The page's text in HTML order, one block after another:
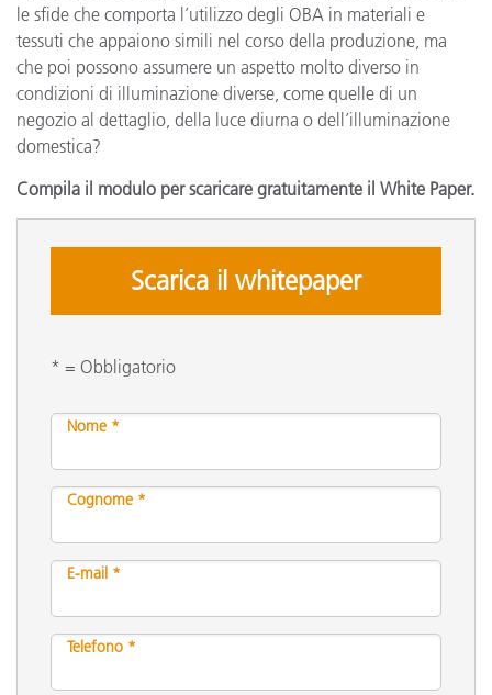
le sfide che comporta l’utilizzo degli OBA in materiali e
tessuti che appaiono simili nel corso della produzione, ma
che poi possono assumere un aspetto molto diverso in
condizioni di illuminazione diverse, come quelle di un
negozio al dettaglio, della luce diurna o dell’illuminazione
domestica?
Compila il modulo per scaricare gratuitamente il White Paper.
Scarica il whitepaper
* = Obbligatorio
Nome *
Cognome *
E-mail *
Telefono *